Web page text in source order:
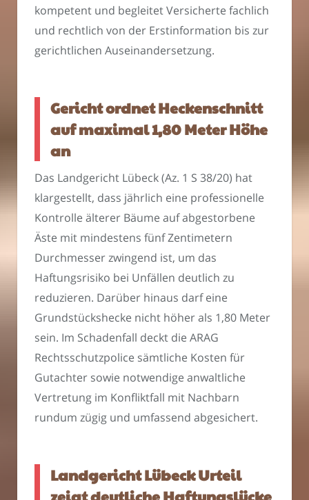
kompetent und begleitet Versicherte fachlich
und rechtlich von der Erstinformation bis zur
gerichtlichen Auseinandersetzung.
Gericht ordnet Heckenschnitt
auf maximal 1,80 Meter Höhe
an
Das Landgericht Lübeck (Az. 1 S 38/20) hat
klargestellt, dass jährlich eine professionelle
Kontrolle älterer Bäume auf abgestorbene
Äste mit mindestens fünf Zentimetern
Durchmesser zwingend ist, um das
Haftungsrisiko bei Unfällen deutlich zu
reduzieren. Darüber hinaus darf eine
Grundstückshecke nicht höher als 1,80 Meter
sein. Im Schadenfall deckt die ARAG
Rechtsschutzpolice sämtliche Kosten für
Gutachter sowie notwendige anwaltliche
Vertretung im Konfliktfall mit Nachbarn
rundum zügig und umfassend abgesichert.
Landgericht Lübeck Urteil
zeigt deutliche Haftungslücke